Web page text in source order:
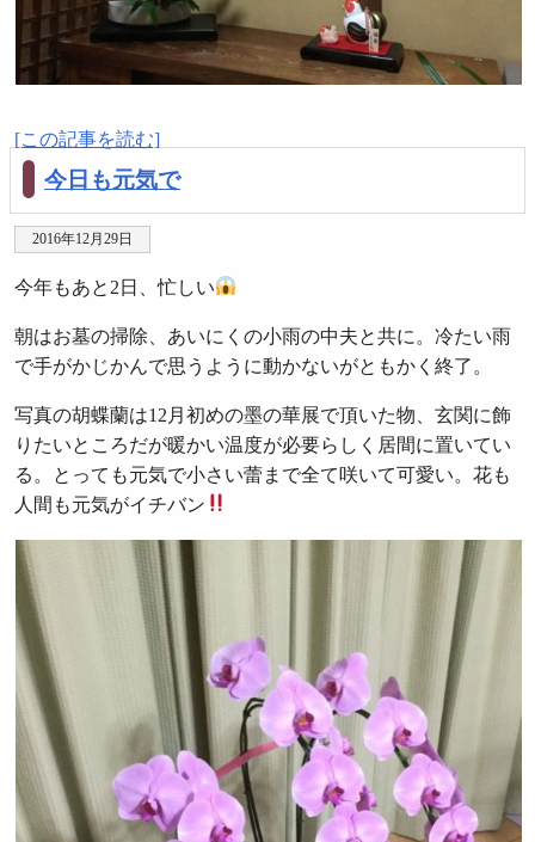
[この記事を読む]
今日も元気で
2016年12月29日
今年もあと2日、忙しい
朝はお墓の掃除、あいにくの小雨の中夫と共に。冷たい雨
で手がかじかんで思うように動かないがともかく終了。
写真の胡蝶蘭は12月初めの墨の華展で頂いた物、玄関に飾
りたいところだが暖かい温度が必要らしく居間に置いてい
る。とっても元気で小さい蕾まで全て咲いて可愛い。花も
人間も元気がイチバン